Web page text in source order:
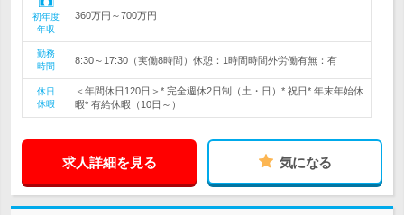
初年度
年収
360万円～700万円
勤務
時間
8:30～17:30（実働8時間）休憩：1時間時間外労働有無：有
休日
休暇
＜年間休日120日＞* 完全週休2日制（土・日）* 祝日* 年末年始休
暇* 有給休暇（10日～）
求人詳細を見る 気になる